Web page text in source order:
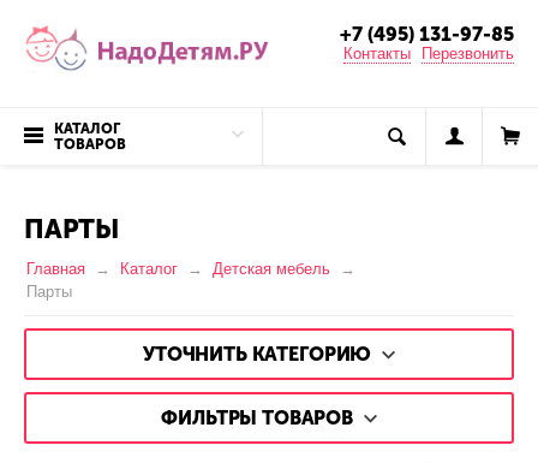
+7 (495) 131-97-85
Контакты Перезвонить
КАТАЛОГ
ТОВАРОВ
ПАРТЫ
Главная Каталог
Детская мебель
Парты
УТОЧНИТЬ КАТЕГОРИЮ
ФИЛЬТРЫ ТОВАРОВ